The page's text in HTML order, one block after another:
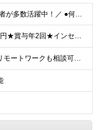
＼20代〜30代の未経験者が多数活躍中！／ ●何らかの社会人経験をお持ちの方（年数不問） ●学歴不問 ●大阪拠点については要第一種普通自動車免許 ～こんな方にピッタリ～ ・人と話すこと、喜ばれること
＜年収450万円～600万円★賞与年2回★インセンティブ制度あり＞ 【東京勤務の場合】 月給28万3,000円～29万円＋インセンティブ＋別途残業手当支給 【大阪の場合】 月給27万5,000円～2
＜家庭の都合等によるリモートワークも相談可★転勤なし、直行直帰もOK＞ 【勤務先】 ※東京・大阪の2拠点で募集 ※各拠点での募集となります ※配属先は希望を考慮いたします ■東京 東京都立川市高松